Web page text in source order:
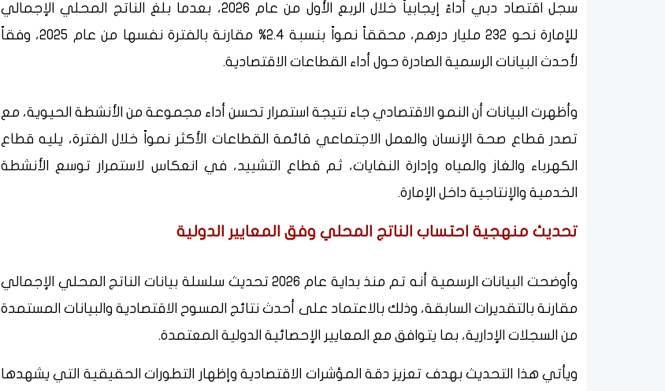
سجل اقتصاد دبي أداءً إيجابياً خلال الربع الأول من عام 2026، بعدما بلغ الناتج المحلي الإجمالي
للإمارة نحو 232 مليار درهم، محققاً نمواً بنسبة 2.4% مقارنة بالفترة نفسها من عام 2025، وفقاً
لأحدث البيانات الرسمية الصادرة حول أداء القطاعات الاقتصادية.
وأظهرت البيانات أن النمو الاقتصادي جاء نتيجة استمرار تحسن أداء مجموعة من الأنشطة الحيوية، مع
تصدر قطاع صحة الإنسان والعمل الاجتماعي قائمة القطاعات الأكثر نمواً خلال الفترة، يليه قطاع
الكهرباء والغاز والمياه وإدارة النفايات، ثم قطاع التشييد، في انعكاس لاستمرار توسع الأنشطة
الخدمية والإنتاجية داخل الإمارة.
تحديث منهجية احتساب الناتج المحلي وفق المعايير الدولية
وأوضحت البيانات الرسمية أنه تم منذ بداية عام 2026 تحديث سلسلة بيانات الناتج المحلي الإجمالي
مقارنة بالتقديرات السابقة، وذلك بالاعتماد على أحدث نتائج المسوح الاقتصادية والبيانات المستمدة
من السجلات الإدارية، بما يتوافق مع المعايير الإحصائية الدولية المعتمدة.
ويأتي هذا التحديث بهدف تعزيز دقة المؤشرات الاقتصادية وإظهار التطورات الحقيقية التي يشهدها